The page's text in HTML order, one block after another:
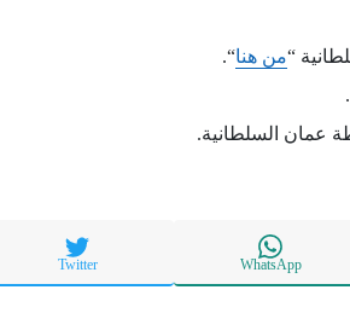
“من هنا“.
عمان السلطانية.
WhatsApp
Twitter